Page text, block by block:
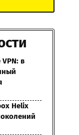
в
Helix